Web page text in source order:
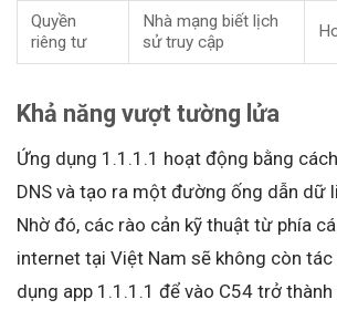
Quyền
riêng tư
Nhà mạng biết lịch
sử truy cập
Khả năng vượt tường lửa
Ứng dụng 1.1.1.1 hoạt động bằng
DNS và tạo ra một đường ống dẫn dữ
Nhờ đó, các rào cản kỹ thuật từ phía
internet tại Việt Nam sẽ không còn
dụng app 1.1.1.1 để vào C54 trở